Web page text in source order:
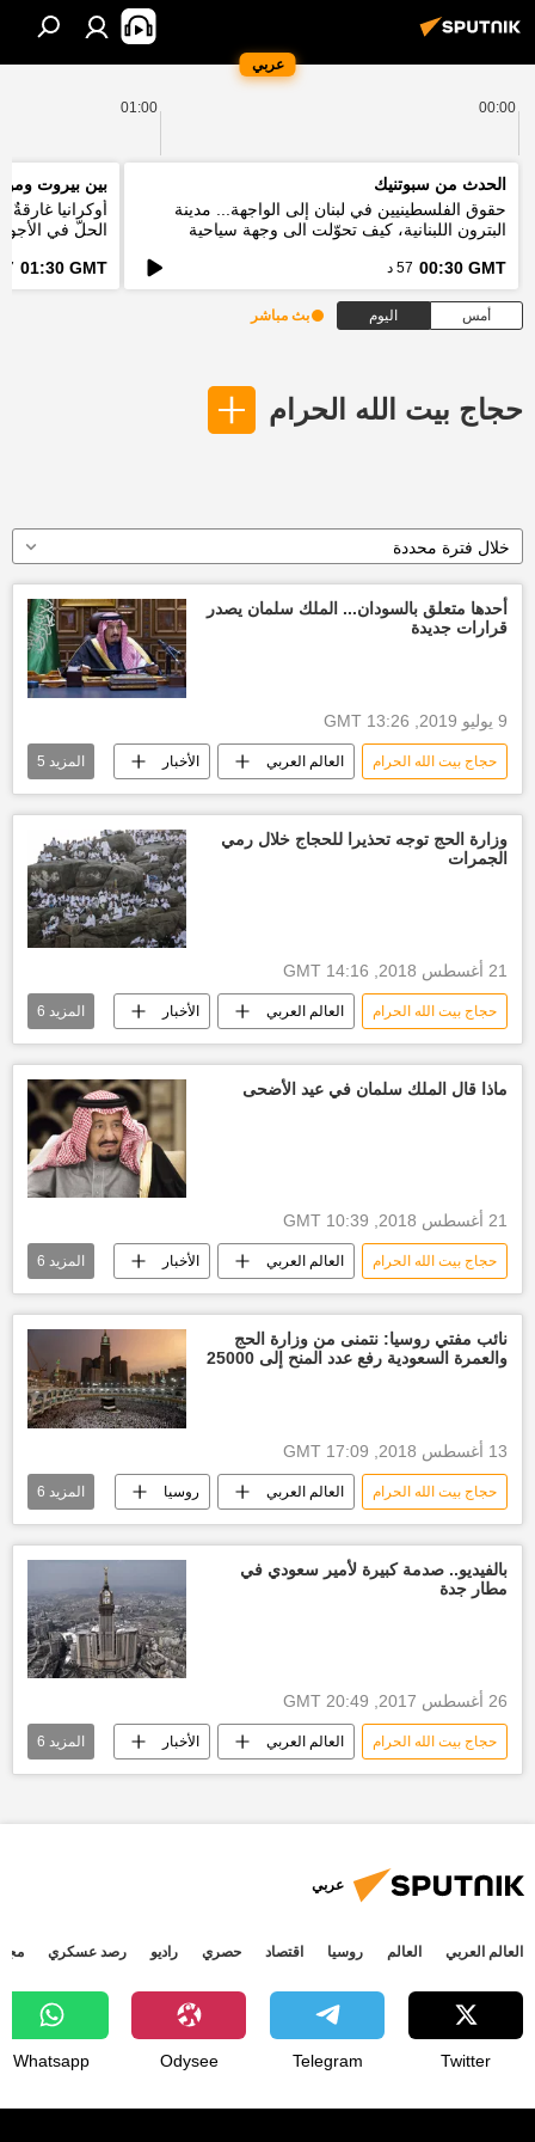
عربي
00:00
01:00
الحدث من سبوتنيك
حقوق الفلسطينيين في لبنان إلى الواجهة... مدينة
البترون اللبنانية، كيف تحوّلت الى وجهة سياحية
00:30 GMT 57 د
بين بيروت
أوكرانيا غارقةٌ
الحلّ في
01:30 GMT
57
أمس اليوم بث مباشر
حجاج بيت الله الحرام
خلال فترة محددة
أحدها متعلق بالسودان... الملك سلمان يصدر
قرارات جديدة
9 يوليو 2019, 13:26 GMT
حجاج بيت الله الحرام العالم العربي الأخبار
أخبار السعودية اليوم
الملك سلمان بن عبدالعزيز آل سعود
الديوان الملكي السعودي
أخبار السودان اليوم
المزيد 5
وزارة الحج توجه تحذيرا للحجاج خلال رمي
الجمرات
21 أغسطس 2018, 14:16 GMT
حجاج بيت الله الحرام العالم العربي الأخبار
أخبار السعودية اليوم الوقوف على عرفة
رمي الجمرات بيت الله الحرام
المزيد 6
ماذا قال الملك سلمان في عيد الأضحى
21 أغسطس 2018, 10:39 GMT
حجاج بيت الله الحرام العالم العربي الأخبار
أخبار السعودية اليوم
الملك سلمان بن عبدالعزيز آل سعود
حجاج أخبار الحج عيد الأضحى
المزيد 6
نائب مفتي روسيا: نتمنى من وزارة الحج
والعمرة السعودية رفع عدد المنح إلى 25000
13 أغسطس 2018, 17:09 GMT
حجاج بيت الله الحرام العالم العربي روسيا
الأخبار أخبار السعودية اليوم مسلمين
أداء العمرة بيت الله الحرام أخبار الحج
المزيد 6
بالفيديو.. صدمة كبيرة لأمير سعودي في
مطار جدة
26 أغسطس 2017, 20:49 GMT
حجاج بيت الله الحرام العالم العربي الأخبار
جدة مطار جدة أمير منطقة مكة
المزيد 6
عربي
العالم العربي العالم روسيا اقتصاد حصري راديو رصد عسكري
Twitter
Telegram
Odysee
Whatsapp